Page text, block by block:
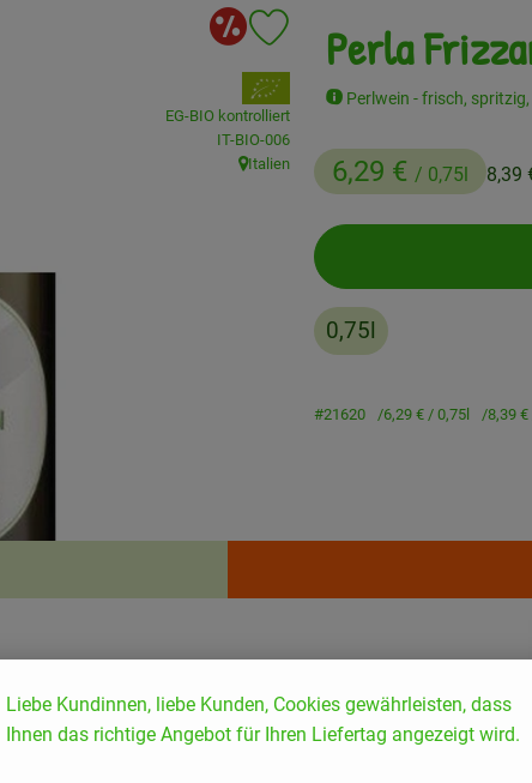
Perla
Perlwein - frisch,
6,29 € / 0,75l 8,39
Produkt zu Favouriten hinzufügen
Aktion
, Verband:
EG-BIO kontrolliert
, Kontrollstelle:
IT-BIO-006
, Herkunft:
Italien
0,75l
#21620 6,29 € / 0,75l 8,39 €
Rezepte
Liebe Kundinnen, liebe Kunden, Cookies gewährleisten, dass
Ihnen das richtige Angebot für Ihren Liefertag angezeigt wird.